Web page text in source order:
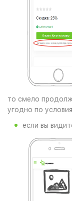
то смело
угодно по
если вы